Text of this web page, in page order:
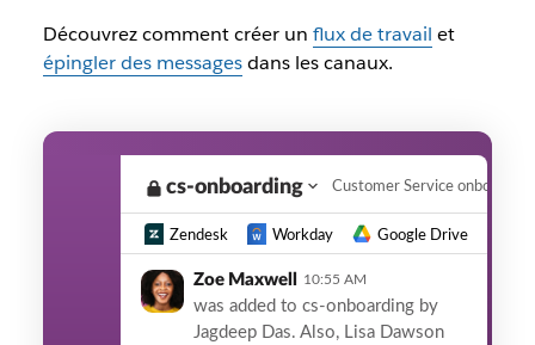
Découvrez comment créer un flux de travail et
épingler des messagesdans les canaux.
cs-onboarding Customer Service onboarding
Zendesk Workday Google Drive
Zoe Maxwell 10:55 AM
was added to cs-onboarding by
Jagdeep Das. Also, Lisa Dawson